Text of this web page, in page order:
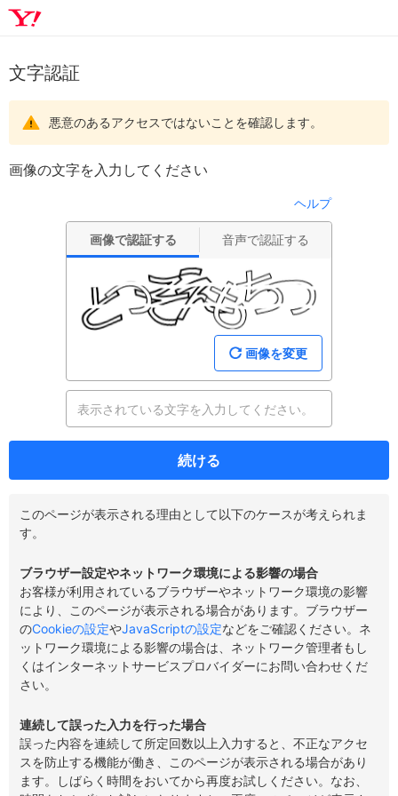
文字認証
悪意のあるアクセスではないことを確認します。
画像の文字を入力してください
ヘルプ
画像で認証する 音声で認証する
画像を変更
続ける
このページが表示される理由として以下のケースが考えられま
す。
ブラウザー設定やネットワーク環境による影響の場合
お客様が利用されているブラウザーやネットワーク環境の影響
により、このページが表示される場合があります。ブラウザー
のCookieの設定やJavaScriptの設定などをご確認ください。ネ
ットワーク環境による影響の場合は、ネットワーク管理者もし
くはインターネットサービスプロバイダーにお問い合わせくだ
さい。
連続して誤った入力を行った場合
誤った内容を連続して所定回数以上入力すると、不正なアクセ
スを防止する機能が働き、このページが表示される場合があり
ます。しばらく時間をおいてから再度お試しください。なお、